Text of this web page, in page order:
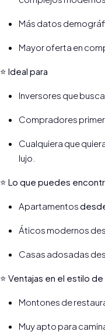
Más datos
Mayor oferta en
⭐ Ideal para
Inversores que
Compradores
Cualquiera que
lujo.
⭐ Lo que puedes
Apartamentos
Áticos modernos
Casas adosadas
⭐ Ventajas en el estilo de
Montones de
Muy apto para